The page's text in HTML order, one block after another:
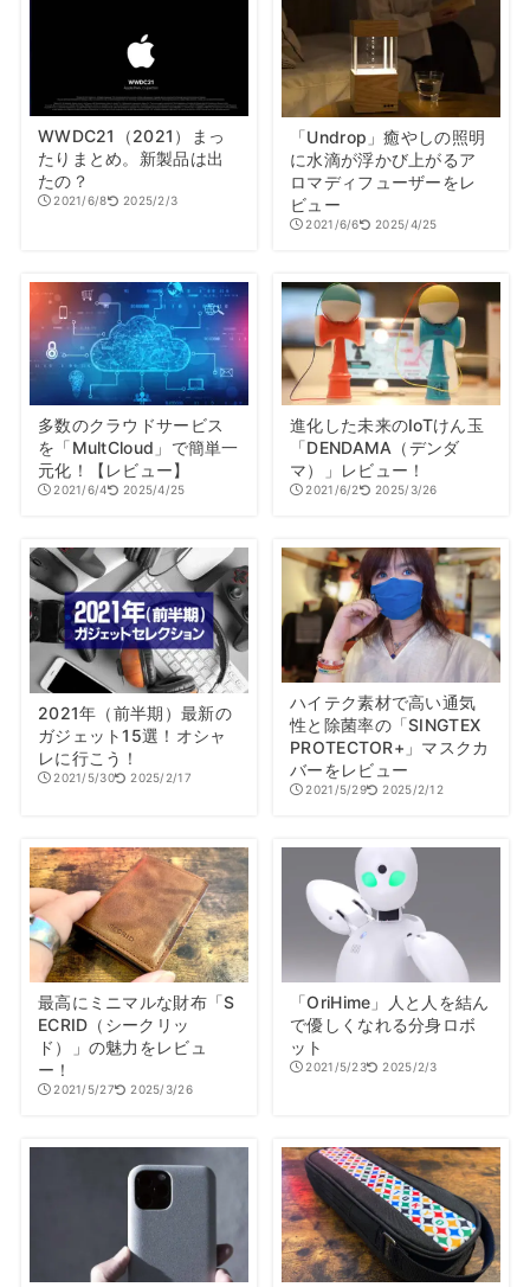
WWDC21（2021）まっ
たりまとめ。新製品は出
たの？
2021/6/8 2025/2/3
「Undrop」癒やしの照明
に水滴が浮かび上がるア
ロマディフューザーをレ
ビュー
2021/6/6 2025/4/25
多数のクラウドサービス
を「MultCloud」で簡単一
元化！【レビュー】
2021/6/4 2025/4/25
進化した未来のIoTけん玉
「DENDAMA（デンダ
マ）」レビュー！
2021/6/2 2025/3/26
2021年（前半期）最新の
ガジェット15選！オシャ
レに行こう！
2021/5/30 2025/2/17
ハイテク素材で高い通気
性と除菌率の「SINGTEX
PROTECTOR+」マスクカ
バーをレビュー
2021/5/29 2025/2/12
最高にミニマルな財布「S
ECRID（シークリッ
ド）」の魅力をレビュ
ー！
2021/5/27 2025/3/26
「OriHime」人と人を結ん
で優しくなれる分身ロボ
ット
2021/5/23 2025/2/3